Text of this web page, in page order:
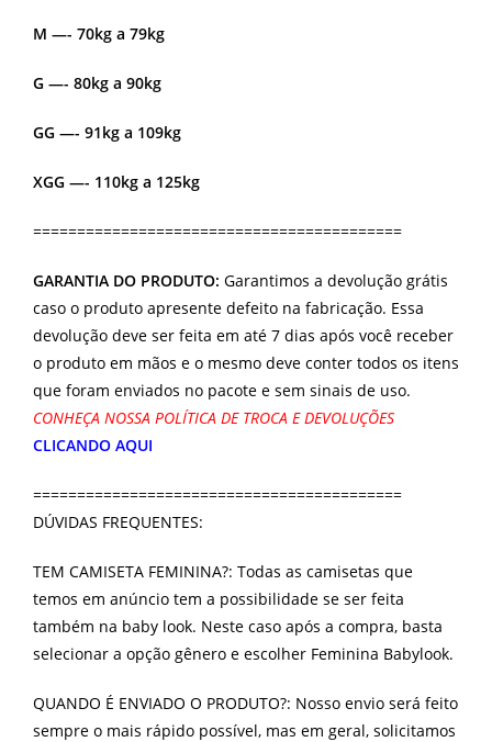
M —- 70kg a 79kg
G —- 80kg a 90kg
GG —- 91kg a 109kg
XGG —- 110kg a 125kg
==========================================
GARANTIA DO PRODUTO: Garantimos a devolução grátis
caso o produto apresente defeito na fabricação. Essa
devolução deve ser feita em até 7 dias após você receber
o produto em mãos e o mesmo deve conter todos os itens
que foram enviados no pacote e sem sinais de uso.
CONHEÇA NOSSA POLÍTICA DE TROCA E DEVOLUÇÕES
CLICANDO AQUI
==========================================
DÚVIDAS FREQUENTES:
TEM CAMISETA FEMININA?: Todas as camisetas que
temos em anúncio tem a possibilidade se ser feita
também na baby look. Neste caso após a compra, basta
selecionar a opção gênero e escolher Feminina Babylook.
QUANDO É ENVIADO O PRODUTO?: Nosso envio será feito
sempre o mais rápido possível, mas em geral, solicitamos